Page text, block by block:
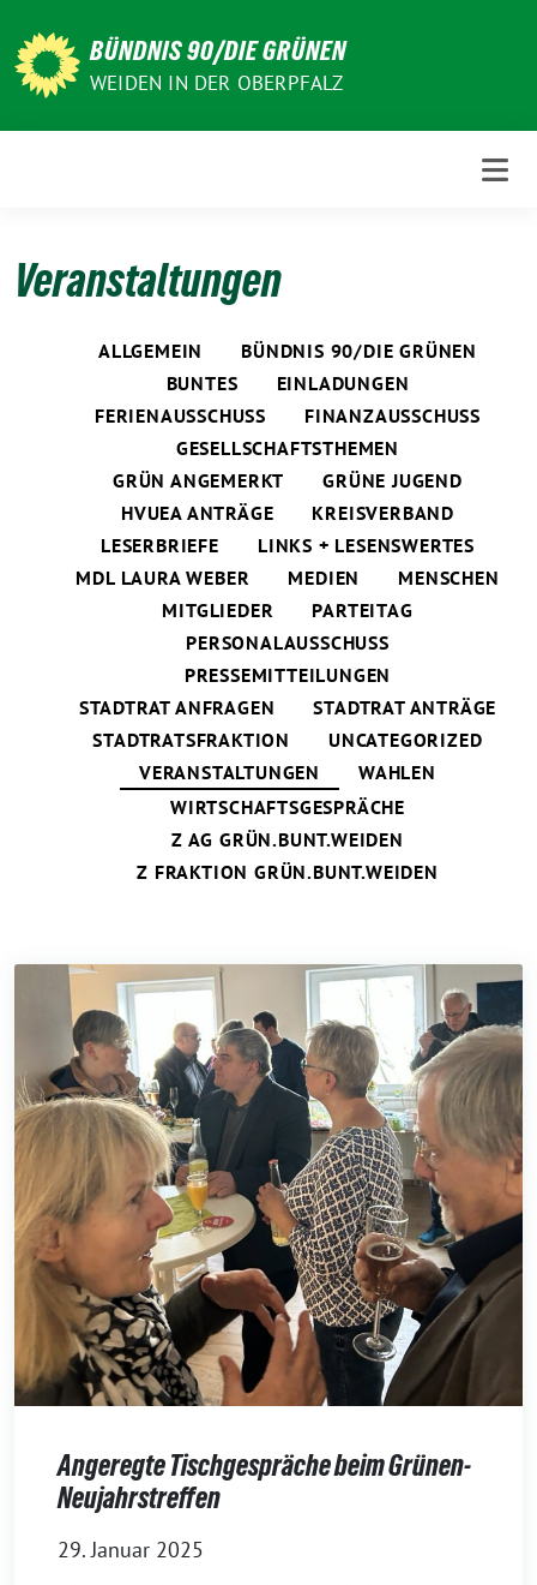
zum
Inhalt
BÜNDNIS 90/DIE GRÜNEN
WEIDEN IN DER OBERPFALZ
Veranstaltungen
ALLGEMEIN
BÜNDNIS 90/DIE GRÜNEN
BUNTES
EINLADUNGEN
FERIENAUSSCHUSS
FINANZAUSSCHUSS
GESELLSCHAFTSTHEMEN
GRÜN ANGEMERKT
GRÜNE JUGEND
HVUEA ANTRÄGE
KREISVERBAND
LESERBRIEFE
LINKS + LESENSWERTES
MDL LAURA WEBER
MEDIEN
MENSCHEN
MITGLIEDER
PARTEITAG
PERSONALAUSSCHUSS
PRESSEMITTEILUNGEN
STADTRAT ANFRAGEN
STADTRAT ANTRÄGE
STADTRATSFRAKTION
UNCATEGORIZED
VERANSTALTUNGEN
WAHLEN
WIRTSCHAFTSGESPRÄCHE
Z AG GRÜN.BUNT.WEIDEN
Z FRAKTION GRÜN.BUNT.WEIDEN
Angeregte Tischgespräche beim Grünen-
Neujahrstreffen
29. Januar 2025